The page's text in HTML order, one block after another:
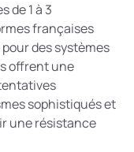
de 1 à 3
françaises
dessystèmes
offrent une
sophistiqués et
une résistance